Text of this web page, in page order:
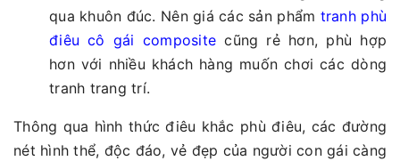
qua khuôn đúc. Nên giá các sản phẩm tranh phù
điêu cô gái composite cũng rẻ hơn, phù hợp
hơn với nhiều khách hàng muốn chơi các dòng
tranh trang trí.
Thông qua hình thức điêu khắc phù điêu, các đường
nét hình thể, độc đáo, vẻ đẹp của người con gái càng